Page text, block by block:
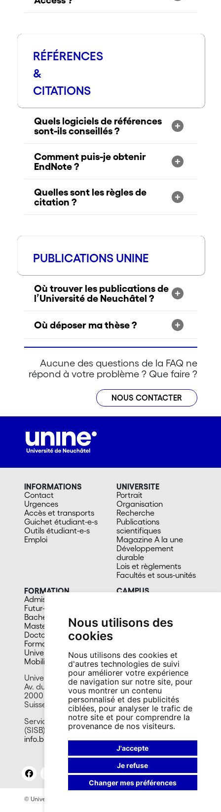
Nous utilisons des
cookies
Nous utilisons des cookies et
d'autres technologies de suivi
pour améliorer votre expérience
de navigation sur notre site, pour
vous montrer un contenu
personnalisé et des publicités
ciblées, pour analyser le trafic de
notre site et pour comprendre la
provenance de nos visiteurs.
J'accepte
Je refuse
Changer mes préférences
RÉFÉRENCES
&
CITATIONS
Quels logiciels de références
sont-ils conseillés ?
Comment puis-je obtenir
EndNote ?
Quelles sont les règles de
citation ?
PUBLICATIONS UNINE
Où trouver les publications de
l’Université de Neuchâtel ?
Où déposer ma thèse ?
Aucune des questions de la FAQ ne
répond à votre problème ? Que faire ?
NOUS CONTACTER
INFORMATIONS
Contact
Urgences
Accès et transports
Guichet étudiant-e-s
Outils étudiant-e-s
Emploi
UNIVERSITE
Portrait
Organisation
Recherche
Publications
scientifiques
Magazine A la une
Développement
durable
Lois et règlements
Facultés et sous-unités
FORMATION
Admission
Futur-e étudiant-e
Bachelors
Masters
Doctorat
Formation continue
Université du 3e âge
Mobilité
CAMPUS
Sports
Santé
Université de Neuchâtel
Av. du 1er-Mars 26
2000 Neuchâtel
Suisse
Service information scientifique et bibliothèques
(SISB)
info.biblio@unine.ch
© Université de Neuchâtel 2026